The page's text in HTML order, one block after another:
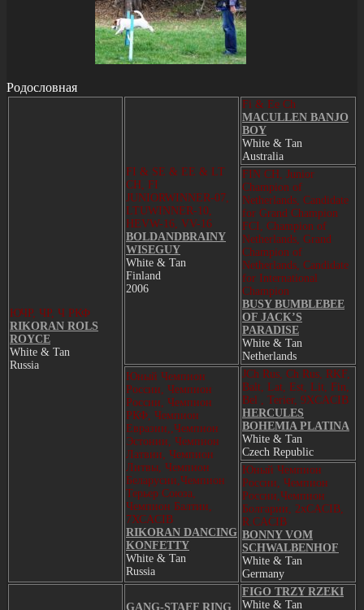
Родословная
ЮЧР, ЧР, Ч РКФ
RIKORAN ROLS
ROYCE
White & Tan
Russia
FI & SE & EE & LT
CH, FI
JUNIORWINNER-07,
LTUWINNER-10,
HEVW-16, VV-16
BOLDANDBRAINY
WISEGUY
White & Tan
Finland
2006
Fi & Ee Ch
MACULLEN BANJO
BOY
White & Tan
Australia
FIN CH, Junior
Champion of
Netherlands, Candidate
for Grand Champion
FCI, Champion of
Netherlands, Grand
Champion of
Netherlands, Candidate
for International
Champion
BUSY BUMBLEBEE
OF JACK’S
PARADISE
White & Tan
Netherlands
Юный Чемпион
России, Чемпион
России, Чемпион
РКФ, Чемпион
Евразии,,Чемпион
Эстонии, Чемпион
Латвии, Чемпион
Литвы, Чемпион
Беларусии,Чемпион
Терьер Союза,
Чемпион Балтии,
7ХСACIB
RIKORAN DANCING
KONFETTY
White & Tan
Russia
JCh Rus, Ch Rus, RKF,
Balt, Lat, Est, Lit, Fin,
Bel , Terier, 9XCACIB
HERCULES
BOHEMIA PLATINA
White & Tan
Czech Republic
Юный Чемпион
России, Чемпион
России,Чемпион
Болгарии, 2xCACIB,
R.CACIB
BONNY VOM
SCHWALBENHOF
White & Tan
Germany
GANG-STAFF RING
FIGO TRZY RZEKI
White & Tan